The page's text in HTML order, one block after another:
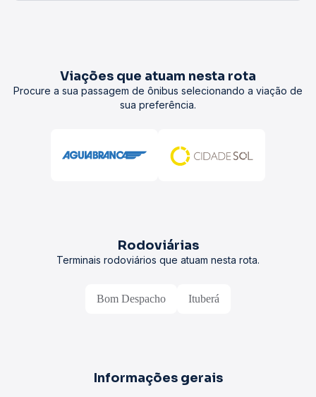
Viações que atuam nesta rota
Procure a sua passagem de ônibus selecionando a viação de
sua preferência.
Rodoviárias
Terminais rodoviários que atuam nesta rota.
Bom Despacho Ituberá
Informações gerais